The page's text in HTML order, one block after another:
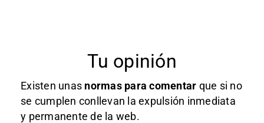
Tu opinión
Existen unas normas para comentar que si no
se cumplen conllevan la expulsión inmediata
y permanente de la web.